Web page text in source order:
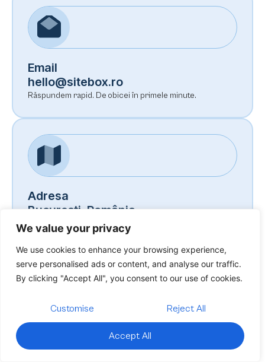
We value your privacy
We use cookies to enhance your browsing experience,
serve personalised ads or content, and analyse our traffic.
By clicking "Accept All", you consent to our use of cookies.
Customise Reject All
Accept All
Email
hello@sitebox.ro
Răspundem rapid. De obicei în primele minute.
Adresa
București, România
Lucrăm 100% remote, program flexibil.
Disponibilitate
Luni – Vineri, 9–19
Timp mediu de răspuns: 2 ore.